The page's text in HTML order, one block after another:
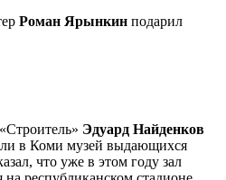
Роман Ярынкин подарил
Эдуард Найденков
ли в Коми музей выдающихся
что уже в этом году зал